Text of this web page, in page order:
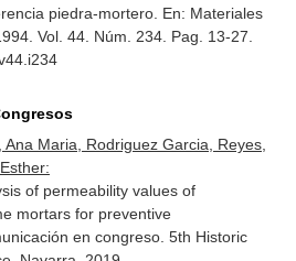
piedra-mortero. En: Materiales
Vol. 44. Núm. 234. Pag. 13-27.
Maria, Rodriguez Garcia, Reyes,
of permeability values of
mortars for preventive
en congreso. 5th Historic